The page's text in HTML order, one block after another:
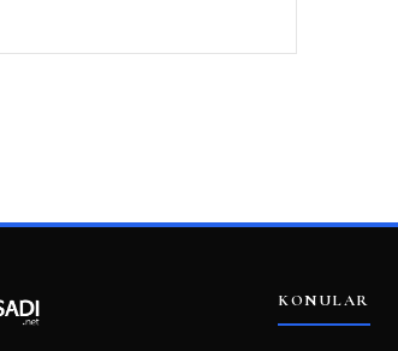
KONULAR